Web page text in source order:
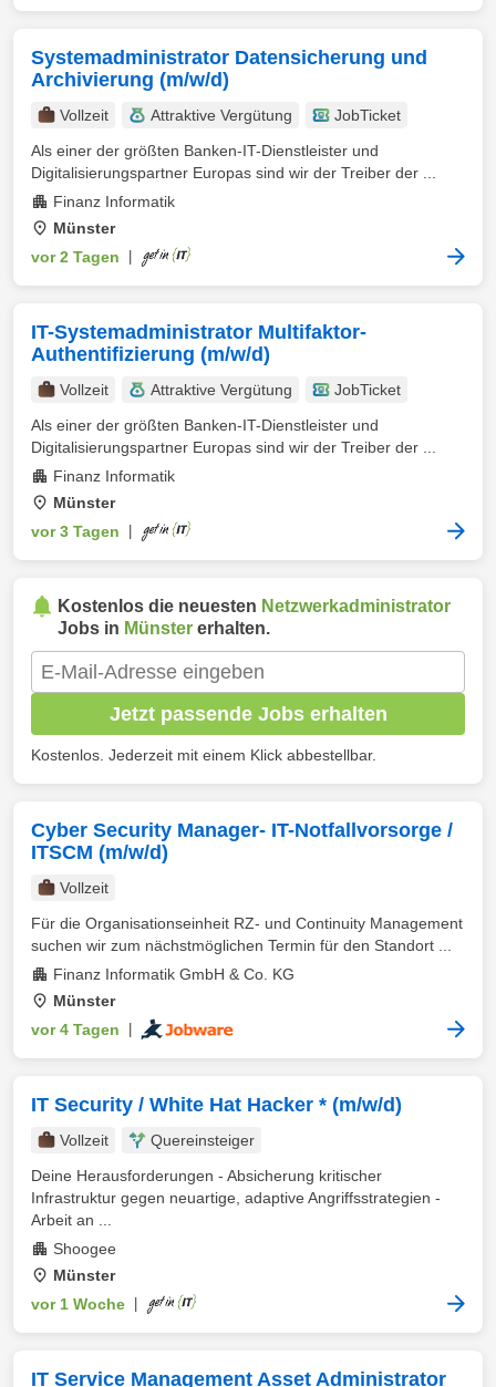
Systemadministrator Datensicherung und
Archivierung (m/w/d)
Vollzeit Attraktive Vergütung
JobTicket
Als einer der größten Banken-IT-Dienstleister und
Digitalisierungspartner Europas sind wir der Treiber der ...
Finanz Informatik
Münster
vor 2 Tagen
IT-Systemadministrator Multifaktor-
Authentifizierung (m/w/d)
Vollzeit Attraktive Vergütung
JobTicket
Als einer der größten Banken-IT-Dienstleister und
Digitalisierungspartner Europas sind wir der Treiber der ...
Finanz Informatik
Münster
vor 3 Tagen
Kostenlos die neuesten Netzwerkadministrator
Jobs in Münster erhalten.
Jetzt passende Jobs erhalten
Kostenlos. Jederzeit mit einem Klick abbestellbar.
Cyber Security Manager- IT-Notfallvorsorge /
ITSCM (m/w/d)
Vollzeit
Für die Organisationseinheit RZ- und Continuity Management
suchen wir zum nächstmöglichen Termin für den Standort ...
Finanz Informatik GmbH & Co. KG
Münster
vor 4 Tagen
IT Security / White Hat Hacker * (m/w/d)
Vollzeit
Quereinsteiger
Deine Herausforderungen - Absicherung kritischer
Infrastruktur gegen neuartige, adaptive Angriffsstrategien -
Arbeit an ...
Shoogee
Münster
vor 1 Woche
IT Service Management Asset Administrator